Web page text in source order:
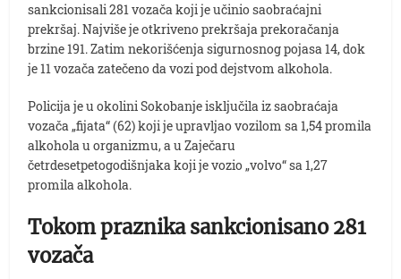
sankcionisali 281 vozača koji je učinio saobraćajni
prekršaj. Najviše je otkriveno prekršaja prekoračanja
brzine 191. Zatim nekorišćenja sigurnosnog pojasa 14, dok
je 11 vozača zatečeno da vozi pod dejstvom alkohola.
Policija je u okolini Sokobanje isključila iz saobraćaja
vozača „fijata“ (62) koji je upravljao vozilom sa 1,54 promila
alkohola u organizmu, a u Zaječaru
četrdesetpetogodišnjaka koji je vozio „volvo“ sa 1,27
promila alkohola.
Tokom praznika sankcionisano 281
vozača